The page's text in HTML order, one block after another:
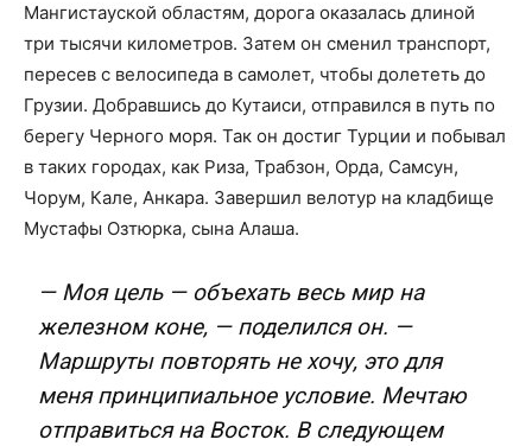
Мангистауской областям, дорога оказалась длиной
три тысячи километров. Затем он сменил транспорт,
пересев с велосипеда в самолет, чтобы долететь до
Грузии. Добравшись до Кутаиси, отправился в путь по
берегу Черного моря. Так он достиг Турции и побывал
в таких городах, как Риза, Трабзон, Орда, Самсун,
Чорум, Кале, Анкара. Завершил велотур на кладбище
Мустафы Озтюрка, сына Алаша.
— Моя цель — объехать весь мир на
железном коне, — поделился он. —
Маршруты повторять не хочу, это для
меня принципиальное условие. Мечтаю
отправиться на Восток. В следующем